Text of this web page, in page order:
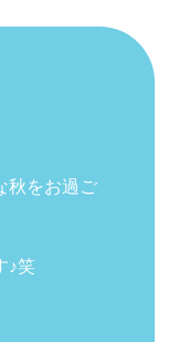
秋をお過ご
♪笑